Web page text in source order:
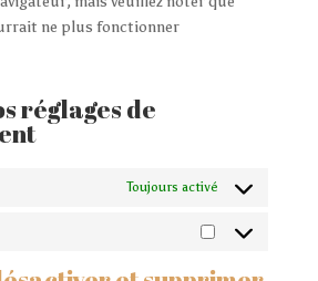
ne plus fonctionner
réglages de
Toujours activé
Marketing